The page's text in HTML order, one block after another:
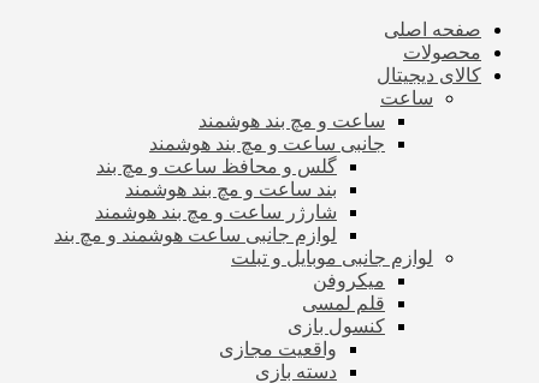
صفحه اصلی
محصولات
کالای دیجیتال
ساعت
ساعت و مچ بند هوشمند
جانبی ساعت و مچ بند هوشمند
گلس و محافظ ساعت و مچ بند
بند ساعت و مچ بند هوشمند
شارژر ساعت و مچ بند هوشمند
لوازم جانبی ساعت هوشمند و مچ بند
لوازم جانبی موبایل و تبلت
میکروفن
قلم لمسی
کنسول بازی
واقعیت مجازی
دسته بازی